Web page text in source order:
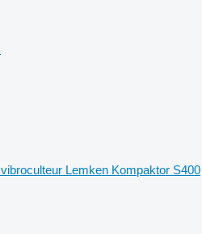
vibroculteur Lemken Kompaktor S400